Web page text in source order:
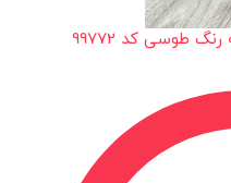
طوسی کد 99772